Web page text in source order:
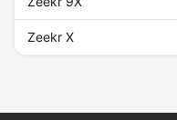
Zeekr X